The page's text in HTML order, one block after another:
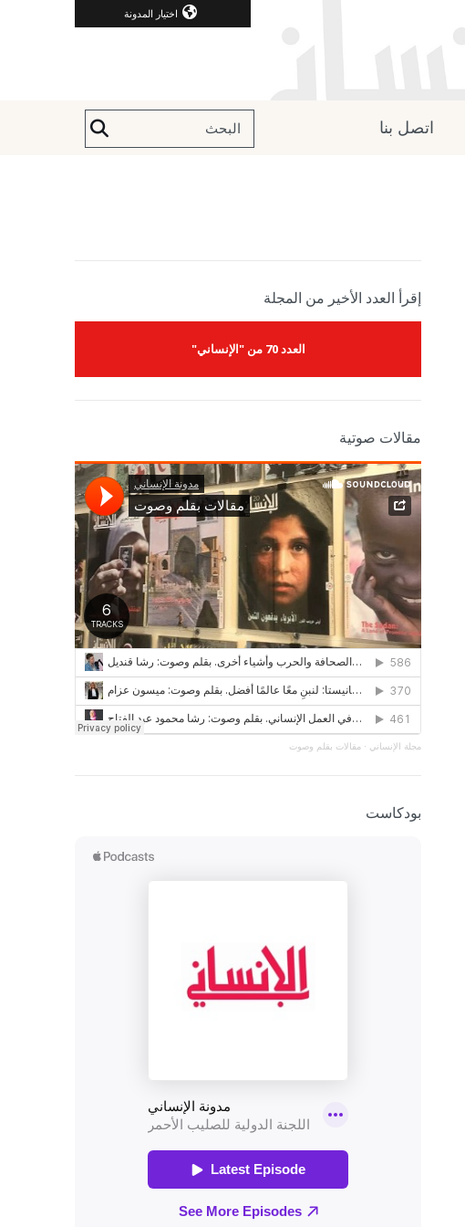
اختيار المدونة
اتصل بنا
إقرأ العدد الأخير من المجلة
العدد 70 من "الإنساني"
مقالات صوتية
مجلة الإنساني · مقالات بقلم وصوت
بودكاست